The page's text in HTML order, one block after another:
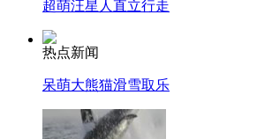
超萌汪星人直立行走
热点新闻
呆萌大熊猫滑雪取乐